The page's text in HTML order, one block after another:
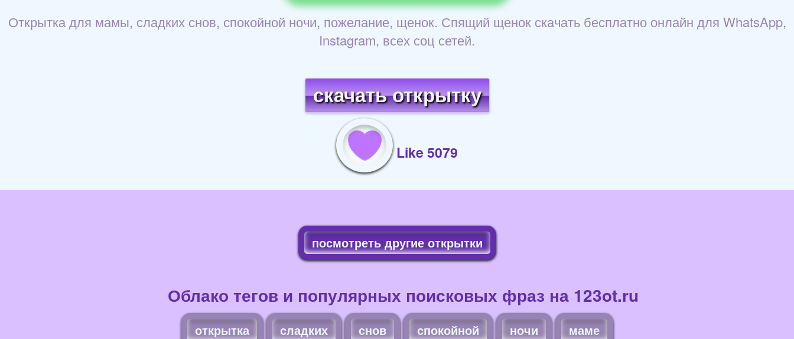
Открытка для мамы, сладких снов, спокойной ночи, пожелание, щенок. Спящий щенок скачать бесплатно онлайн для WhatsApp,
Instagram, всех соц сетей.
скачать открытку
Like 5079
посмотреть другие открытки
Облако тегов и популярных поисковых фраз на 123ot.ru
открытка сладких снов спокойной ночи маме